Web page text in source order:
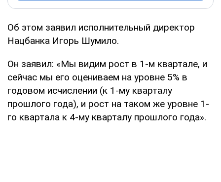
Об этом заявил исполнительный директор
Нацбанка Игорь Шумило.
Он заявил: «Мы видим рост в 1-м квартале, и
сейчас мы его оцениваем на уровне 5% в
годовом исчислении (к 1-му кварталу
прошлого года), и рост на таком же уровне 1-
го квартала к 4-му кварталу прошлого года».